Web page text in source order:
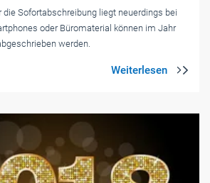
Sofortabschreibung liegt neuerdings bei
oder Büromaterial können im Jahr
werden.